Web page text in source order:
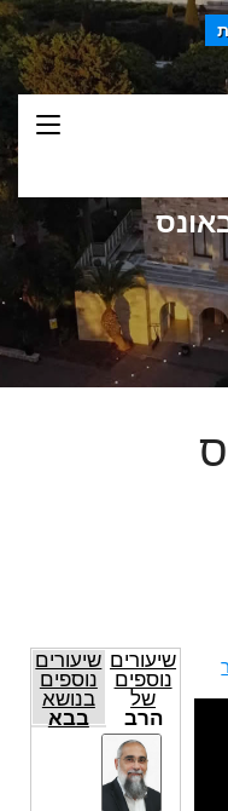
שיעורים
נוספים
של
הרב
גבריאל
סרף
ראש
הישיבה
שיעורים
נוספים
בנושא
בבא